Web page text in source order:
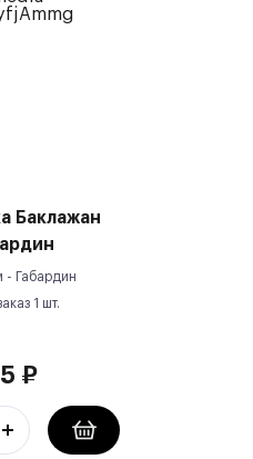
Баклажан
- Габардин
1 шт.
₽